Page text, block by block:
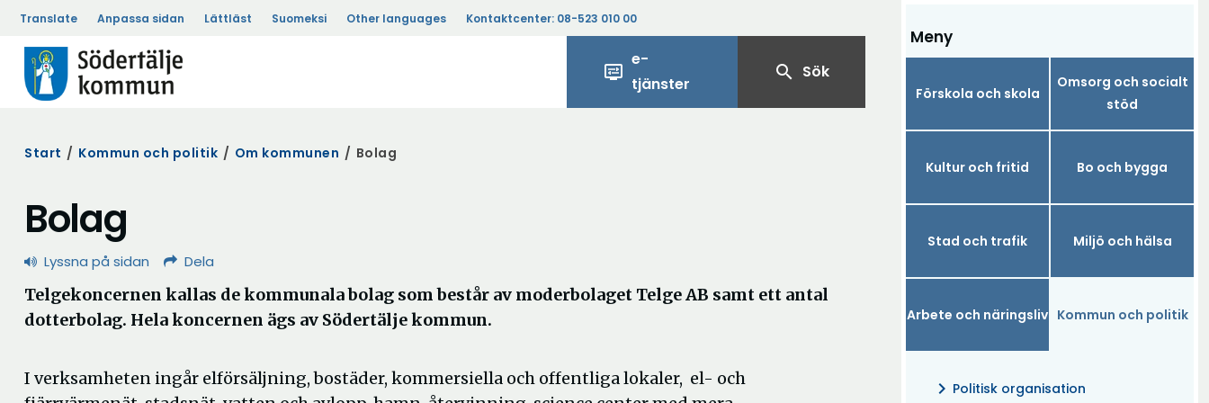
Translate Anpassa sidan Lättläst Suomeksi Other languages Kontaktcenter: 08-523 010 00
display_settings
e-
tjänster
search Sök
Meny
Förskola och skola
Omsorg och socialt
stöd
Kultur och fritid Bo och bygga
Stad och trafik Miljö och hälsa
Arbete och näringsliv Kommun och politik
chevron_right Politisk organisation
Start / Kommun och politik / Om kommunen / Bolag
Bolag
Lyssna på sidan Dela
Telgekoncernen kallas de kommunala bolag som består av moderbolaget Telge AB samt ett antal
dotterbolag. Hela koncernen ägs av Södertälje kommun.
I verksamheten ingår elförsäljning, bostäder, kommersiella och offentliga lokaler, el- och